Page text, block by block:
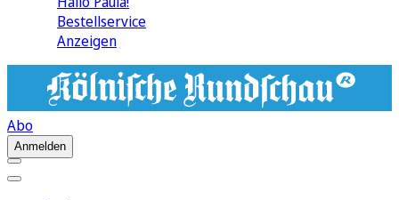
Bestellservice
Anzeigen
Abo
Anmelden